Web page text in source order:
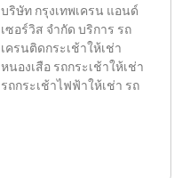
บริษัท กรุงเทพเครน แอนด์
เซอร์วิส จำกัด บริการ รถ
เครนติดกระเช้าให้เช่า
หนองเสือ รถกระเช้าให้เช่า
รถกระเช้าไฟฟ้าให้เช่า รถ